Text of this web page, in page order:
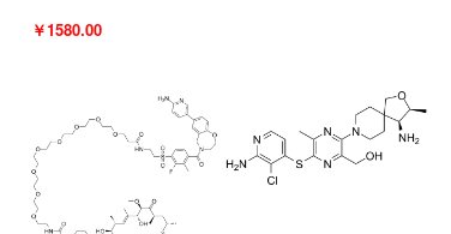
￥1580.00